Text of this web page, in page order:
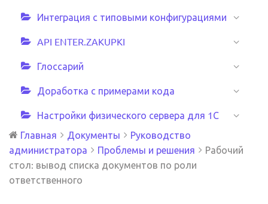
Интеграция с типовыми конфигурациями
API ENTER.ZAKUPKI
Глоссарий
Доработка с примерами кода
Настройки физического сервера для 1С
Главная
Документы
Руководство
администратора
Проблемы и решения
Рабочий
стол: вывод списка документов по роли
ответственного